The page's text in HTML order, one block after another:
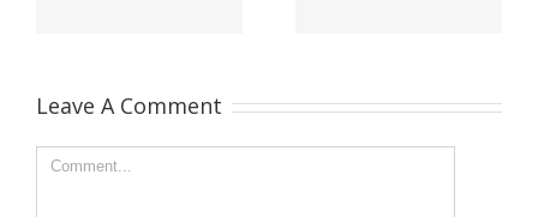
Leave A Comment
Comment